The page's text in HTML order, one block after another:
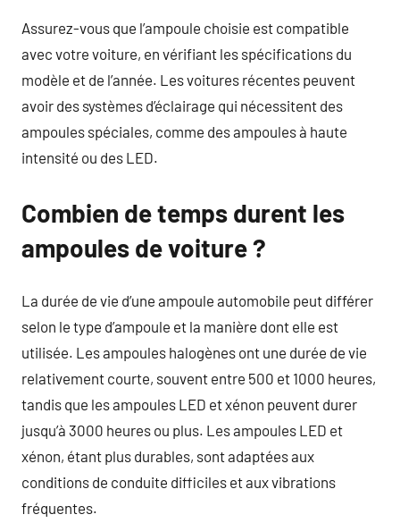
Assurez-vous que l’ampoule choisie est compatible
avec votre voiture, en vérifiant les spécifications du
modèle et de l’année. Les voitures récentes peuvent
avoir des systèmes d’éclairage qui nécessitent des
ampoules spéciales, comme des ampoules à haute
intensité ou des LED.
Combien de temps durent les
ampoules de voiture ?
La durée de vie d’une ampoule automobile peut différer
selon le type d’ampoule et la manière dont elle est
utilisée. Les ampoules halogènes ont une durée de vie
relativement courte, souvent entre 500 et 1000 heures,
tandis que les ampoules LED et xénon peuvent durer
jusqu’à 3000 heures ou plus. Les ampoules LED et
xénon, étant plus durables, sont adaptées aux
conditions de conduite difficiles et aux vibrations
fréquentes.